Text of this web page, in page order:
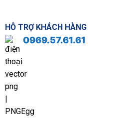
HỖ TRỢ KHÁCH HÀNG
0969.57.61.61